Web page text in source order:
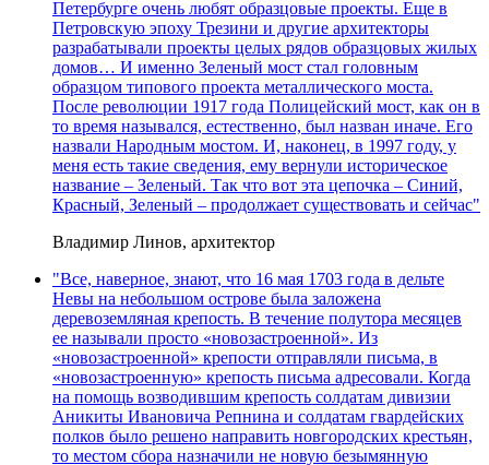
Петербурге очень любят образцовые проекты. Еще в
Петровскую эпоху Трезини и другие архитекторы
разрабатывали проекты целых рядов образцовых жилых
домов… И именно Зеленый мост стал головным
образцом типового проекта металлического моста.
После революции 1917 года Полицейский мост, как он в
то время назывался, естественно, был назван иначе. Его
назвали Народным мостом. И, наконец, в 1997 году, у
меня есть такие сведения, ему вернули историческое
название – Зеленый. Так что вот эта цепочка – Синий,
Красный, Зеленый – продолжает существовать и сейчас"
Владимир Линов, архитектор
"Все, наверное, знают, что 16 мая 1703 года в дельте
Невы на небольшом острове была заложена
деревоземляная крепость. В течение полутора месяцев
ее называли просто «новозастроенной». Из
«новозастроенной» крепости отправляли письма, в
«новозастроенную» крепость письма адресовали. Когда
на помощь возводившим крепость солдатам дивизии
Аникиты Ивановича Репнина и солдатам гвардейских
полков было решено направить новгородских крестьян,
то местом сбора назначили не новую безымянную